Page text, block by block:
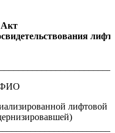
Акт
лифтовой